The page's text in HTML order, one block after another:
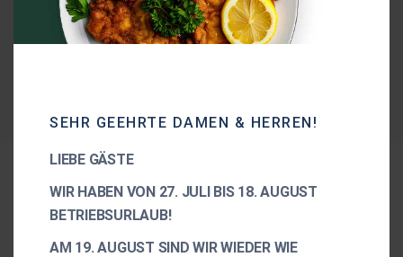
Aktuelles
SEHR GEEHRTE DAMEN & HERREN!
LIEBE GÄSTE
WIR HABEN VON 27. JULI BIS 18. AUGUST
BETRIEBSURLAUB!
AM 19. AUGUST SIND WIR WIEDER WIE